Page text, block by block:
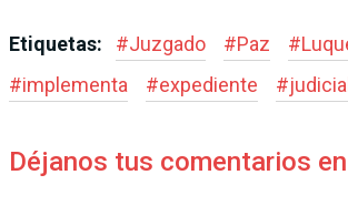
Etiquetas: #Juzgado #Paz #
#implementa #expediente #
Déjanos tus comentarios